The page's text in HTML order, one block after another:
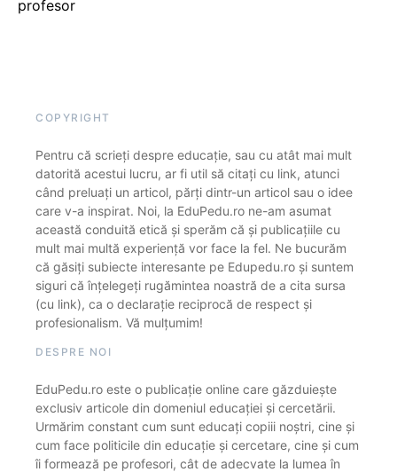
profesor
COPYRIGHT
Pentru că scrieți despre educație, sau cu atât mai mult
datorită acestui lucru, ar fi util să citați cu link, atunci
când preluați un articol, părți dintr-un articol sau o idee
care v-a inspirat. Noi, la EduPedu.ro ne-am asumat
această conduită etică și sperăm că și publicațiile cu
mult mai multă experiență vor face la fel. Ne bucurăm
că găsiți subiecte interesante pe Edupedu.ro și suntem
siguri că înțelegeți rugămintea noastră de a cita sursa
(cu link), ca o declarație reciprocă de respect și
profesionalism. Vă mulțumim!
DESPRE NOI
EduPedu.ro este o publicație online care găzduiește
exclusiv articole din domeniul educației și cercetării.
Urmărim constant cum sunt educați copiii noștri, cine și
cum face politicile din educație și cercetare, cine și cum
îi formează pe profesori, cât de adecvate la lumea în